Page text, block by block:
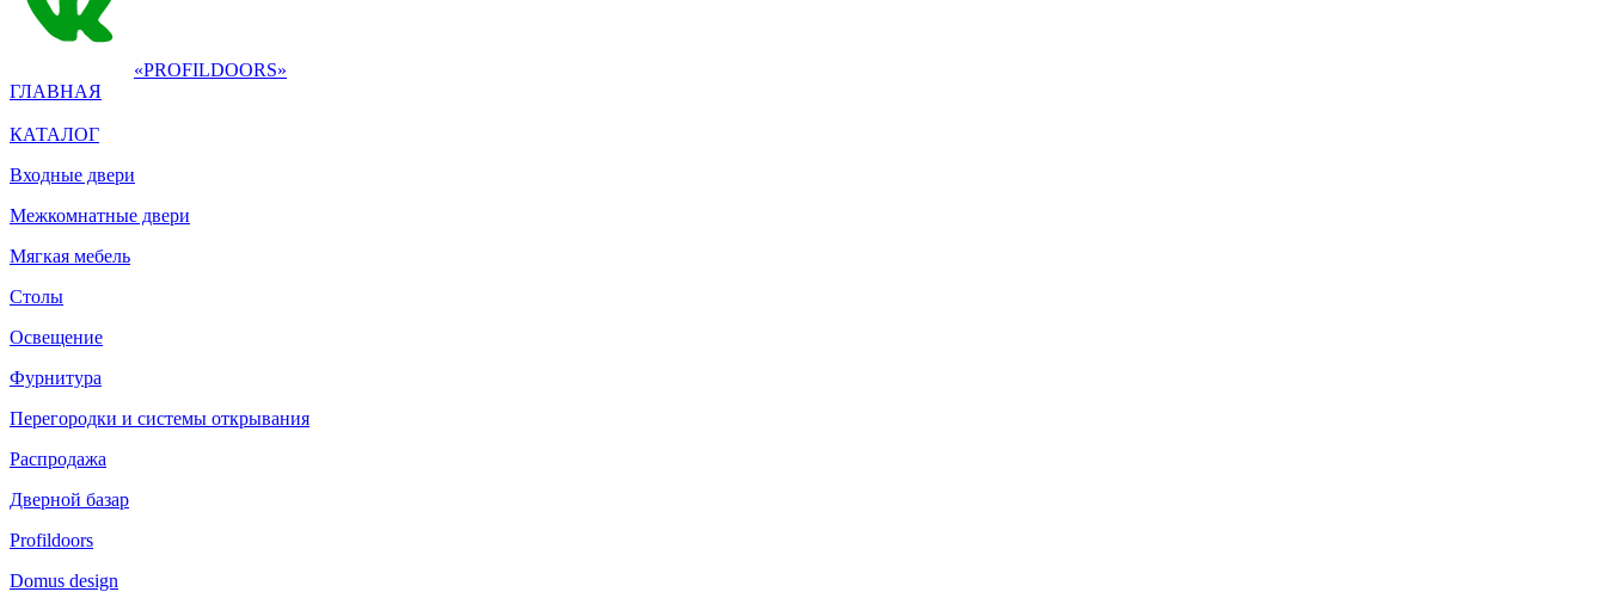
«PROFILDOORS»
ГЛАВНАЯ
КАТАЛОГ
Входные двери
Межкомнатные двери
Мягкая мебель
Столы
Освещение
Фурнитура
Перегородки и системы открывания
Распродажа
Дверной базар
Profildoors
Domus design